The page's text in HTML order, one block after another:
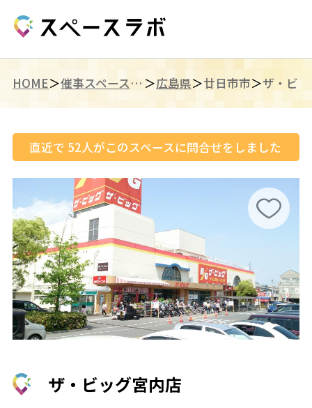
HOME 催事スペース（中国） 広島県 廿日市市 ザ・ビ
直近で 52人がこのスペースに問合せをしました
ザ・ビッグ宮内店